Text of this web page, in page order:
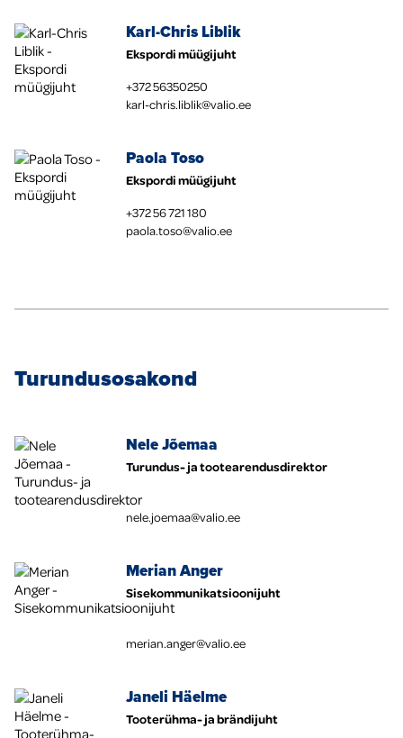
Karl-Chris Liblik
Ekspordi müügijuht
+372 56350250
karl-chris.liblik@valio.ee
Paola Toso
Ekspordi müügijuht
+372 56 721 180
paola.toso@valio.ee
Turundusosakond
Nele Jõemaa
Turundus- ja tootearendusdirektor
nele.joemaa@valio.ee
Merian Anger
Sisekommunikatsioonijuht
merian.anger@valio.ee
Janeli Häelme
Tooterühma- ja brändijuht